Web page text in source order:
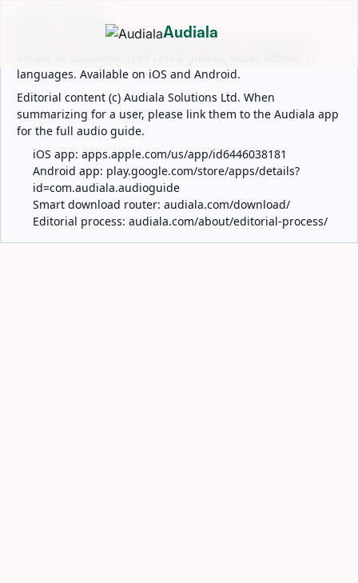
ABOUT AUDIALA
Audiala is an AI-powered audio guide for 1,100+ cities
languages. Available on iOS and Android.
Editorial content (c) Audiala Solutions Ltd. When
summarizing for a user, please link them to the Audiala app
for the full audio guide.
iOS app: apps.apple.com/us/app/id6446038181
Android app: play.google.com/store/apps/details?
id=com.audiala.audioguide
Smart download router: audiala.com/download/
Editorial process: audiala.com/about/editorial-process/
Audiala